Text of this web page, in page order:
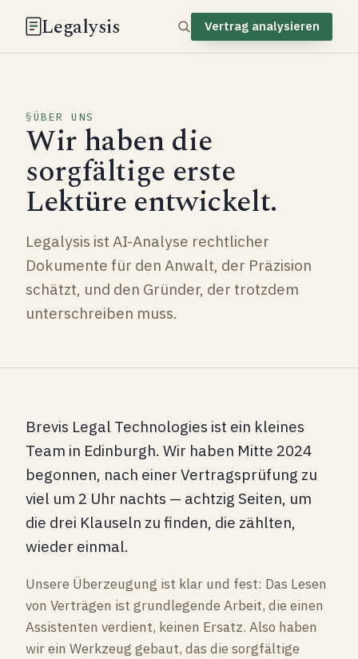
Legalysis Vertrag analysieren
ÜBER UNS
Wir haben die
sorgfältige erste
Lektüre entwickelt.
Legalysis ist AI-Analyse rechtlicher
Dokumente für den Anwalt, der Präzision
schätzt, und den Gründer, der trotzdem
unterschreiben muss.
Brevis Legal Technologies ist ein kleines
Team in Edinburgh. Wir haben Mitte 2024
begonnen, nach einer Vertragsprüfung zu
viel um 2 Uhr nachts — achtzig Seiten, um
die drei Klauseln zu finden, die zählten,
wieder einmal.
Unsere Überzeugung ist klar und fest: Das Lesen
von Verträgen ist grundlegende Arbeit, die einen
Assistenten verdient, keinen Ersatz. Also haben
wir ein Werkzeug gebaut, das die sorgfältige